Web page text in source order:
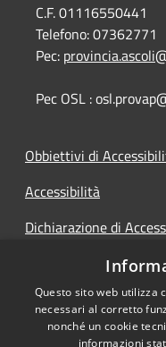
C.F. 01116550441
Telefono:07362771
Pec:
Pec OSL :
Obbiettivi di
Accessibilità
Dichiarazione di
Accesso Civico
Questo sito web utilizza
necessari al corretto
nonché un cookie
informazioni